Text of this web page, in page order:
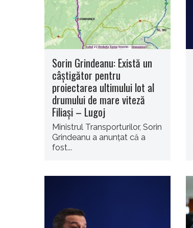
Sorin Grindeanu: Există un
câştigător pentru
proiectarea ultimului lot al
drumului de mare viteză
Filiaşi – Lugoj
Ministrul Transporturilor, Sorin
Grindeanu a anunţat că a
fost...